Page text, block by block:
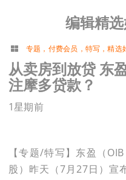
编辑精
专题 ， 付费会员 ， 特写 ，精选
从卖房到放贷 东
注摩多贷款？
1星期前
【专题/特写】东盈（
股）昨天（7月27日）宣